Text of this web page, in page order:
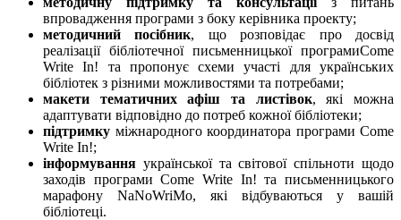
впровадження програми з боку керівника проекту;
методичний посібник, що розповідає про досвід
реалізації бібліотечної письменницької програмиCome
Write In! та пропонує схеми участі для українських
бібліотек з різними можливостями та потребами;
макети тематичних афіш та листівок, які можна
адаптувати відповідно до потреб кожної бібліотеки;
підтримку міжнародного координатора програми Come
Write In!;
інформування української та світової спільноти щодо
заходів програми Come Write In! та письменницького
марафону NaNoWriMo, які відбуваються у вашій
бібліотеці.